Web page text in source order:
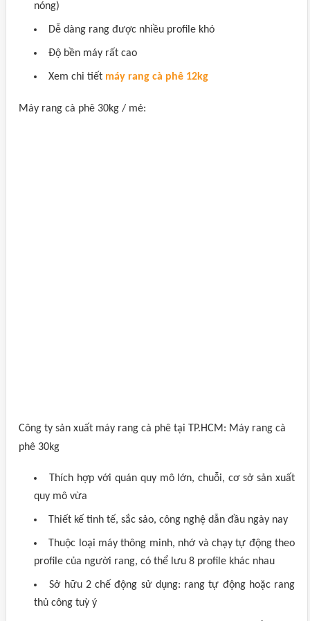
nóng)
Dễ dàng rang được nhiều profile khó
Độ bền máy rất cao
Xem chi tiết máy rang cà phê 12kg
Máy rang cà phê 30kg / mẻ:
Công ty sản xuất máy rang cà phê tại TP.HCM: Máy rang cà
phê 30kg
Thích hợp với quán quy mô lớn, chuỗi, cơ sở sản xuất
quy mô vừa
Thiết kế tinh tế, sắc sảo, công nghệ dẫn đầu ngày nay
Thuộc loại máy thông minh, nhớ và chạy tự động theo
profile của người rang, có thể lưu 8 profile khác nhau
Sở hữu 2 chế động sử dụng: rang tự động hoặc rang
thủ công tuỳ ý